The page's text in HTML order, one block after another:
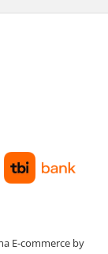
E-commerce by